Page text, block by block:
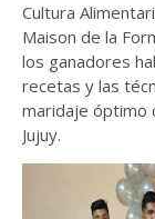
Cultura
Maison de la
los ganadores
recetas y las
maridaje óptimo
Jujuy.